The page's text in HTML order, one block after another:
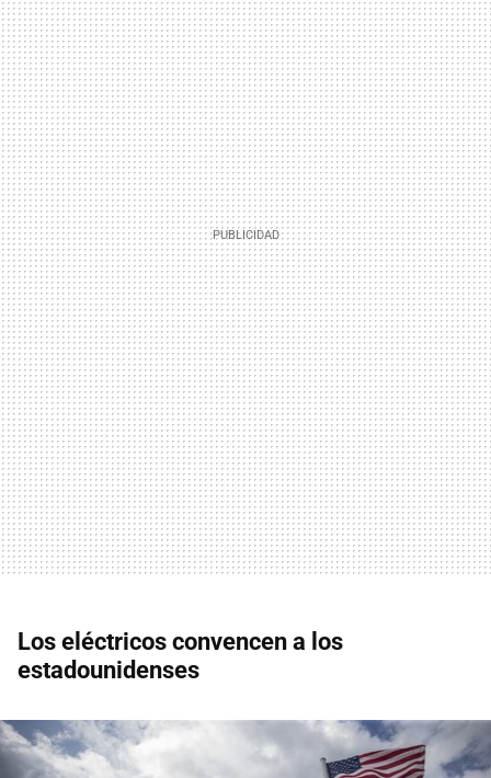
Los eléctricos convencen a los
estadounidenses